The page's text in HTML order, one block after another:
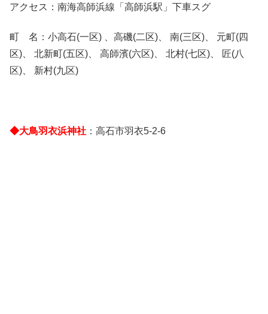
アクセス：南海高師浜線「高師浜駅」下車スグ
町 名：小高石(一区) 、高磯(二区)、 南(三区)、 元町(四
区)、 北新町(五区)、 高師濱(六区)、 北村(七区)、 匠(八
区)、 新村(九区)
◆大鳥羽衣浜神社 ：高石市羽衣5-2-6